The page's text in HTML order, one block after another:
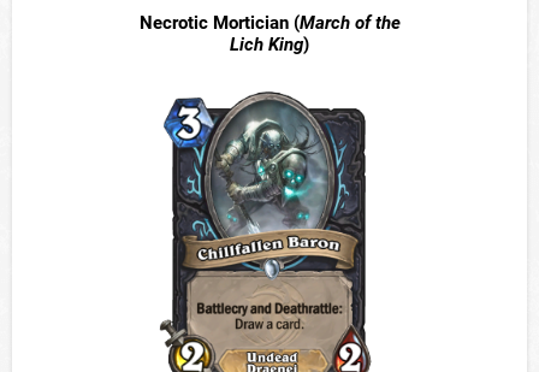
Necrotic Mortician (March of the
Lich King)